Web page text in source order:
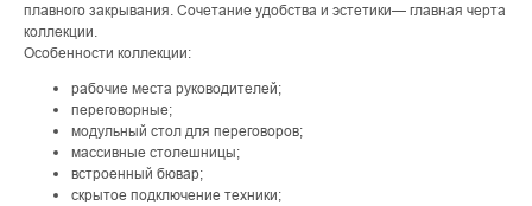
плавного закрывания. Сочетание удобства и эстетики— главная черта
коллекции.
Особенности коллекции:
рабочие места руководителей;
переговорные;
модульный стол для переговоров;
массивные столешницы;
встроенный бювар;
скрытое подключение техники;